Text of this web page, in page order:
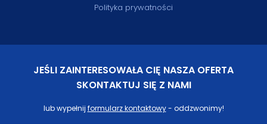
Polityka prywatności
JEŚLI ZAINTERESOWAŁA CIĘ NASZA OFERTA
SKONTAKTUJ SIĘ Z NAMI
lub wypełnij formularz kontaktowy- oddzwonimy!